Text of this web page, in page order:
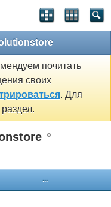
почитать
своих
. Для
...